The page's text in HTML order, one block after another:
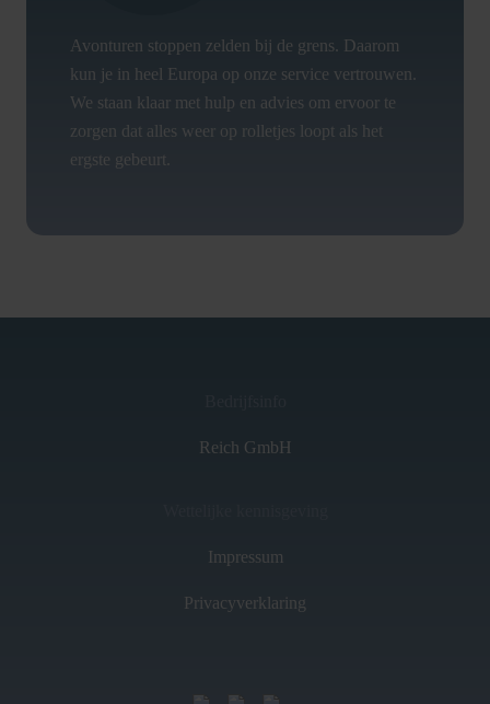
Avonturen stoppen zelden bij de grens. Daarom
kun je in heel Europa op onze service vertrouwen.
We staan klaar met hulp en advies om ervoor te
zorgen dat alles weer op rolletjes loopt als het
ergste gebeurt.
Reich GmbH
Impressum
Privacyverklaring